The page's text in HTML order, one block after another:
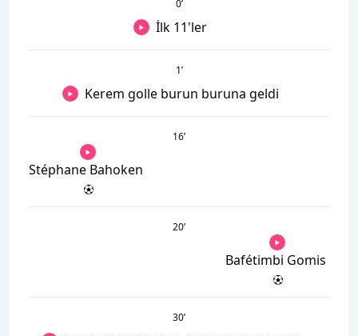
0’
İlk 11'ler
1’
Kerem golle burun buruna geldi
16’
Stéphane Bahoken
20’
Bafétimbi Gomis
30’